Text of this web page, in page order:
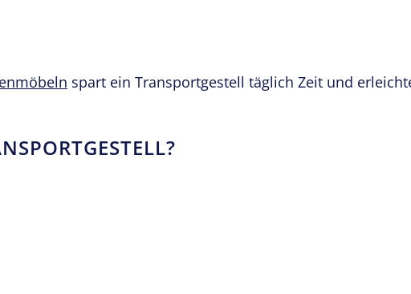
spart ein Transportgestell täglich Zeit und